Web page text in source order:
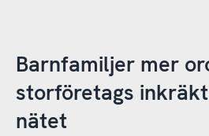
Barnfamiljer mer
storföretags
nätet